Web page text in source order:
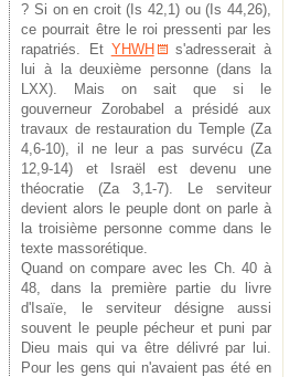
? Si on en croit (Is 42,1) ou (Is 44,26),
ce pourrait être le roi pressenti par les
rapatriés. Et YHWH
s'adresserait à
lui à la deuxième personne (dans la
LXX). Mais on sait que si le
gouverneur Zorobabel a présidé aux
travaux de restauration du Temple (Za
4,6-10), il ne leur a pas survécu (Za
12,9-14) et Israël est devenu une
théocratie (Za 3,1-7). Le serviteur
devient alors le peuple dont on parle à
la troisième personne comme dans le
texte massorétique.
Quand on compare avec les Ch. 40 à
48, dans la première partie du livre
d'Isaïe, le serviteur désigne aussi
souvent le peuple pécheur et puni par
Dieu mais qui va être délivré par lui.
Pour les gens qui n'avaient pas été en